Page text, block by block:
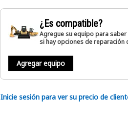
¿Es compatible?
Agregue su equipo para
si hay opciones de reparación
Agregar equipo
Inicie sesión para ver su precio de